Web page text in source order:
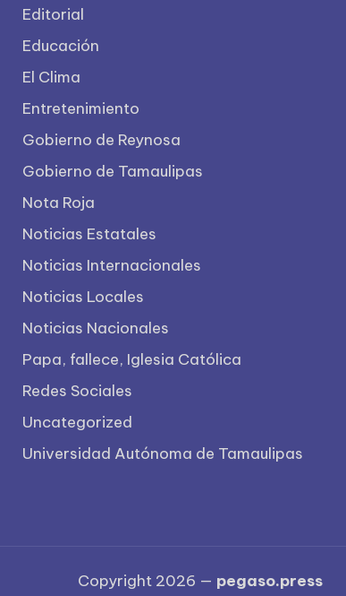
Editorial
Educación
El Clima
Entretenimiento
Gobierno de Reynosa
Gobierno de Tamaulipas
Nota Roja
Noticias Estatales
Noticias Internacionales
Noticias Locales
Noticias Nacionales
Papa, fallece, Iglesia Católica
Redes Sociales
Uncategorized
Universidad Autónoma de Tamaulipas
Copyright 2026 — pegaso.press